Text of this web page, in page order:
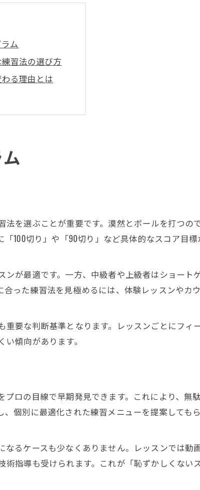
ム
習法の選び方
る理由とは
を解説
グラム設計法
メニュー構成法
い分けを解説
度と時間配分
ポイント
見つける方法
イント解説
いのメリット
法の特徴
較しよう
の秘訣
さえよう
合とは
ずに実践
め方
を選ぶことが重要です。漠然とボールを打つので
100切り」や「90切り」など具体的なスコア目
が最適です。一方、中級者や上級者はショート
った練習法を見極めるには、体験レッスンやカ
要な判断基準となります。レッスンごとにフィ
傾向があります。
ロの目線で早期発見できます。これにより、無
個別に最適化された練習メニューを提案しても
るケースも少なくありません。レッスンでは動
指導も受けられます。これが「恥ずかしくない